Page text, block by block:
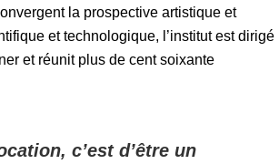
la prospective artistique et
et technologique, l’institut est dirigé
et réunit plus de cent soixante
c’est d’être un